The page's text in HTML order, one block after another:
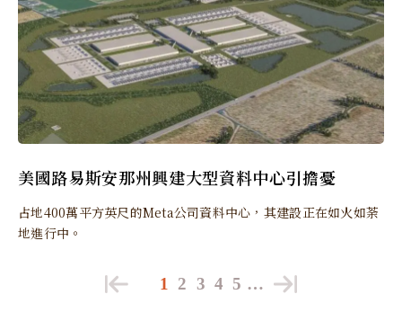
美國路易斯安那州興建大型資料中心引擔憂
占地400萬平方英尺的Meta公司資料中心，其建設正在如火如荼
地進行中。
1 2 3 4 5 …